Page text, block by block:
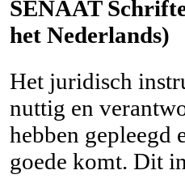
SENAAT
het Nederlands)
Het juridisch
nuttig en
hebben gepleegd
goede komt. Dit